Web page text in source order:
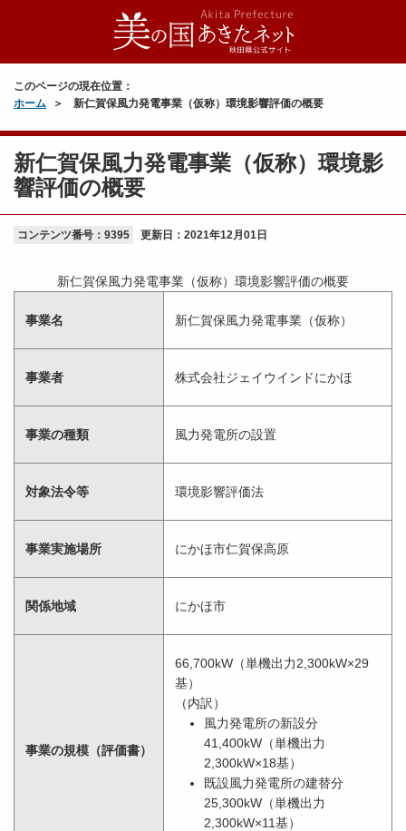
このページの現在位置：
ホーム
新仁賀保風力発電事業（仮称）環境影響評価の概要
新仁賀保風力発電事業（仮称）環境影
響評価の概要
コンテンツ番号：9395 更新日： 2021年12月01日
新仁賀保風力発電事業（仮称）環境影響評価の概要
事業名 新仁賀保風力発電事業（仮称）
事業者 株式会社ジェイウインドにかほ
事業の種類 風力発電所の設置
対象法令等 環境影響評価法
事業実施場所 にかほ市仁賀保高原
関係地域 にかほ市
事業の規模（評価書）
66,700kW（単機出力2,300kW×29
基）
（内訳）
風力発電所の新設分
41,400kW（単機出力
2,300kW×18基）
既設風力発電所の建替分
25,300kW（単機出力
2,300kW×11基）